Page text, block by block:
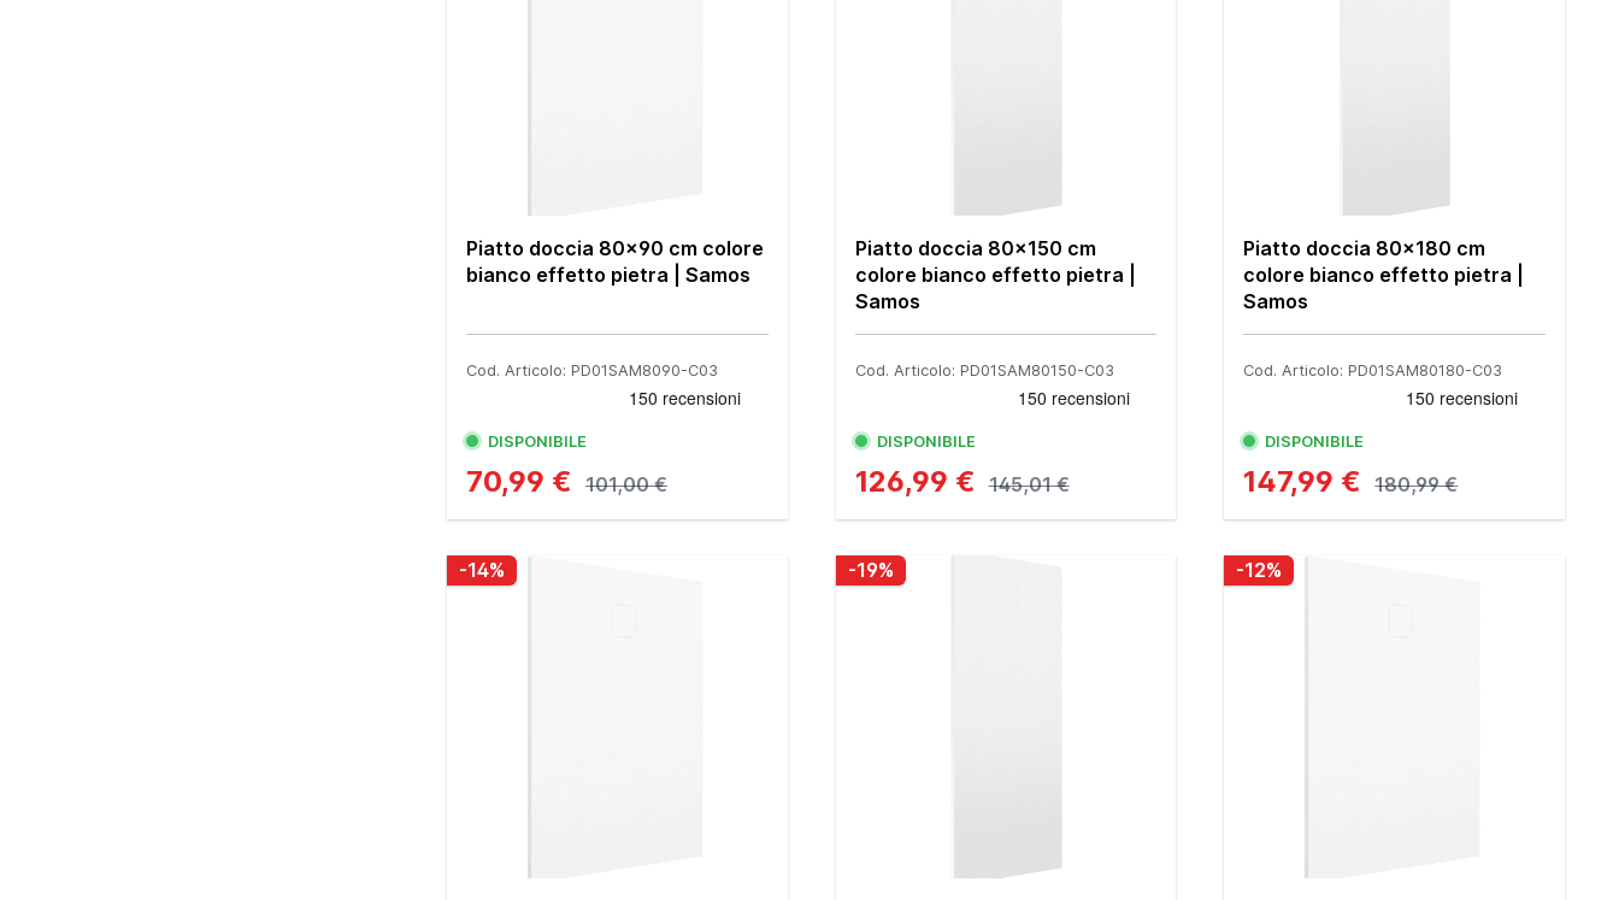
Piatto doccia 80x90 cm colore
bianco effetto pietra | Samos
Cod. Articolo: PD01SAM8090-C03
DISPONIBILE
70,99 € 101,00 €
Piatto doccia 80x150 cm
colore bianco effetto pietra |
Samos
Cod. Articolo: PD01SAM80150-C03
DISPONIBILE
126,99 € 145,01 €
Piatto doccia 80x180 cm
colore bianco effetto pietra |
Samos
Cod. Articolo: PD01SAM80180-C03
DISPONIBILE
147,99 € 180,99 €
-14% -19% -12%